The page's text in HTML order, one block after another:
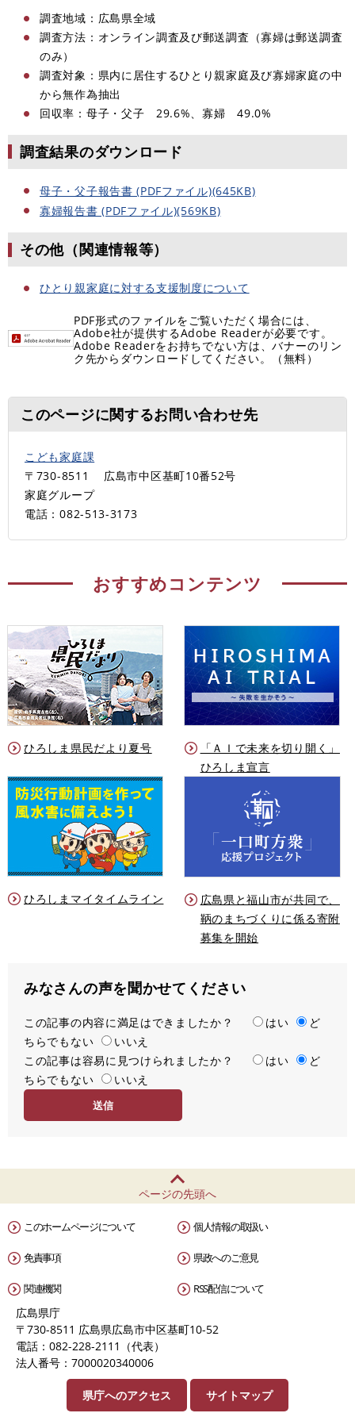
調査地域：広島県全域
調査方法：オンライン調査及び郵送調査（寡婦は郵送調査
のみ）
調査対象：県内に居住するひとり親家庭及び寡婦家庭の中
から無作為抽出
回収率：母子・父子 29.6%、寡婦 49.0%
調査結果のダウンロード
母子・父子報告書 (PDFファイル)(645KB)
寡婦報告書 (PDFファイル)(569KB)
その他（関連情報等）
ひとり親家庭に対する支援制度について
PDF形式のファイルをご覧いただく場合には、
Adobe社が提供するAdobe Readerが必要です。
Adobe Readerをお持ちでない方は、バナーのリン
ク先からダウンロードしてください。（無料）
このページに関するお問い合わせ先
こども家庭課
〒730-8511
広島市中区基町10番52号
家庭グループ
電話：082-513-3173
おすすめコンテンツ
ひろしま県民だより夏号
「ＡＩで未来を切り開く」
ひろしま宣言
ひろしまマイタイムライン
広島県と福山市が共同で、
鞆のまちづくりに係る寄附
募集を開始
みなさんの声を聞かせてください
満
足
度
この記事の内容に満足はできましたか？ はい
ど
ちらでもない
いいえ
容
易
この記事は容易に見つけられましたか？ はい
ど
ちらでもない
いいえ
ページの先頭へ
このホームページについて 個人情報の取扱い
免責事項 県政へのご意見
関連機関 RSS配信について
広島県庁
〒730-8511 広島県広島市中区基町10-52
電話：082-228-2111（代表）
法人番号：7000020340006
県庁へのアクセス サイトマップ